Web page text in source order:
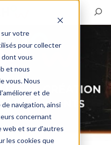
votre
pour collecter
dont vous
et nous
vous. Nous
et de
navigation, ainsi
concernant
web et sur d'autres
les cookies que